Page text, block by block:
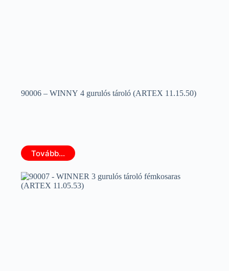
90006 – WINNY 4 gurulós tároló (ARTEX 11.15.50)
Tovább...